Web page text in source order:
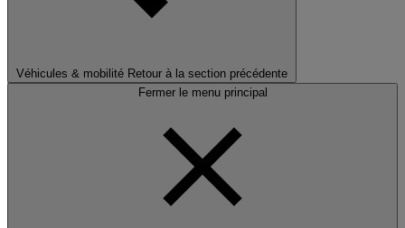
Véhicules & mobilité Retour à la section précédente
Fermer le menu principal